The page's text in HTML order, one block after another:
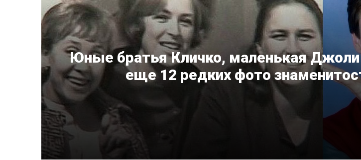
Юные братья Кличко, маленькая Джоли
еще 12 редких фото